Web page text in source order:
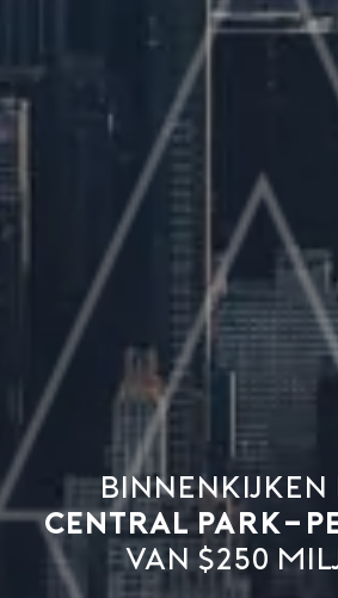
Binnenkijken
Central Park-
van $250